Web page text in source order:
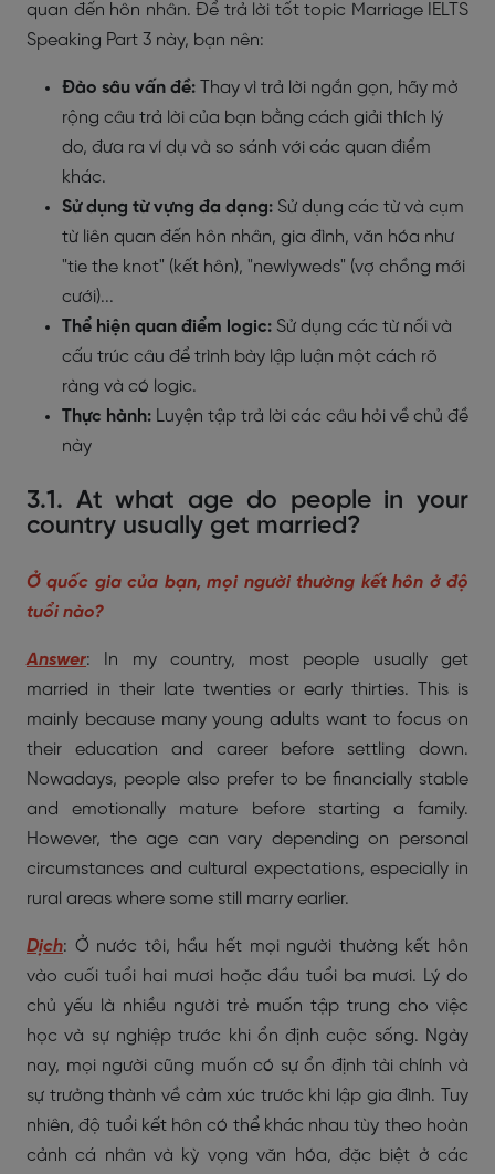
quan đến hôn nhân. Để trả lời tốt topic Marriage IELTS
Speaking Part 3 này, bạn nên:
Đào sâu vấn đề: Thay vì trả lời ngắn gọn, hãy mở
rộng câu trả lời của bạn bằng cách giải thích lý
do, đưa ra ví dụ và so sánh với các quan điểm
khác.
Sử dụng từ vựng đa dạng: Sử dụng các từ và cụm
từ liên quan đến hôn nhân, gia đình, văn hóa như
"tie the knot" (kết hôn), "newlyweds" (vợ chồng mới
cưới)...
Thể hiện quan điểm logic: Sử dụng các từ nối và
cấu trúc câu để trình bày lập luận một cách rõ
ràng và có logic.
Thực hành: Luyện tập trả lời các câu hỏi về chủ đề
này
3.1. At what age do people in your
country usually get married?
Ở quốc gia của bạn, mọi người thường kết hôn ở độ
tuổi nào?
Answer: In my country, most people usually get
married in their late twenties or early thirties. This is
mainly because many young adults want to focus on
their education and career before settling down.
Nowadays, people also prefer to be financially stable
and emotionally mature before starting a family.
However, the age can vary depending on personal
circumstances and cultural expectations, especially in
rural areas where some still marry earlier.
Dịch: Ở nước tôi, hầu hết mọi người thường kết hôn
vào cuối tuổi hai mươi hoặc đầu tuổi ba mươi. Lý do
chủ yếu là nhiều người trẻ muốn tập trung cho việc
học và sự nghiệp trước khi ổn định cuộc sống. Ngày
nay, mọi người cũng muốn có sự ổn định tài chính và
sự trưởng thành về cảm xúc trước khi lập gia đình. Tuy
nhiên, độ tuổi kết hôn có thể khác nhau tùy theo hoàn
cảnh cá nhân và kỳ vọng văn hóa, đặc biệt ở các